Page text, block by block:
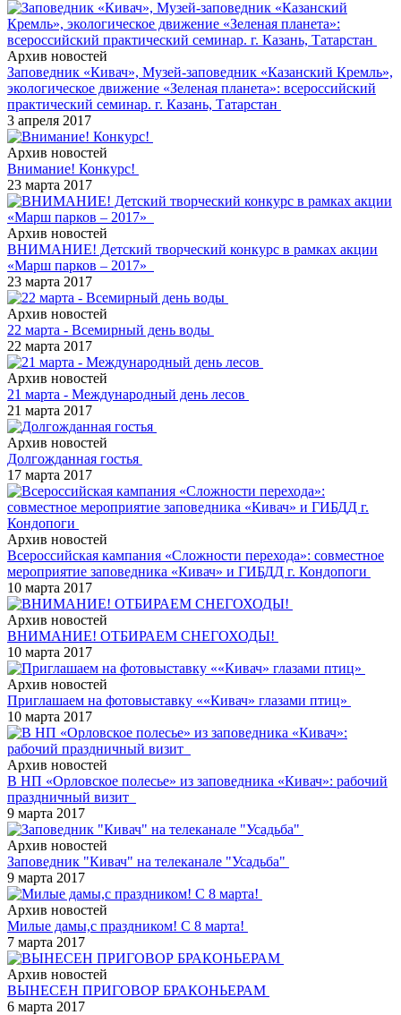
Архив новостей
Заповедник «Кивач», Музей-заповедник «Казанский Кремль»,
экологическое движение «Зеленая планета»: всероссийский
практический семинар. г. Казань, Татарстан
3 апреля 2017
Архив новостей
Внимание! Конкурс!
23 марта 2017
Архив новостей
ВНИМАНИЕ! Детский творческий конкурс в рамках акции
«Марш парков – 2017»
23 марта 2017
Архив новостей
22 марта - Всемирный день воды
22 марта 2017
Архив новостей
21 марта - Международный день лесов
21 марта 2017
Архив новостей
Долгожданная гостья
17 марта 2017
Архив новостей
Всероссийская кампания «Сложности перехода»: совместное
мероприятие заповедника «Кивач» и ГИБДД г. Кондопоги
10 марта 2017
Архив новостей
ВНИМАНИЕ! ОТБИРАЕМ СНЕГОХОДЫ!
10 марта 2017
Архив новостей
Приглашаем на фотовыставку ««Кивач» глазами птиц»
10 марта 2017
Архив новостей
В НП «Орловское полесье» из заповедника «Кивач»: рабочий
праздничный визит
9 марта 2017
Архив новостей
Заповедник "Кивач" на телеканале "Усадьба"
9 марта 2017
Архив новостей
Милые дамы,с праздником! С 8 марта!
7 марта 2017
Архив новостей
ВЫНЕСЕН ПРИГОВОР БРАКОНЬЕРАМ
6 марта 2017